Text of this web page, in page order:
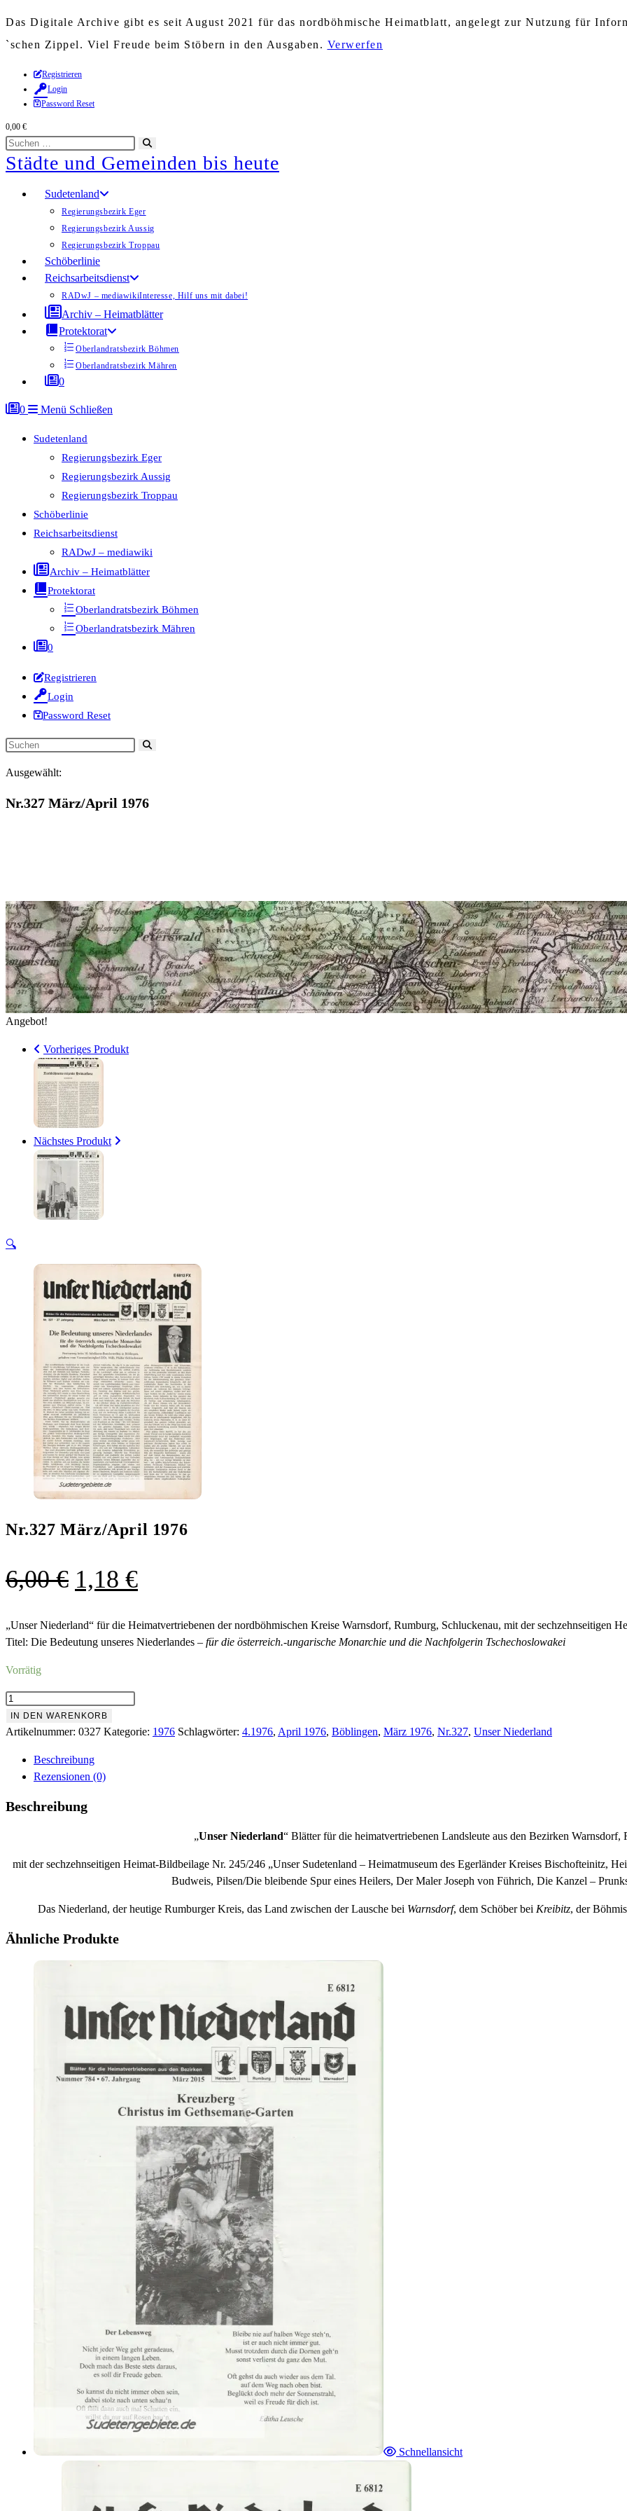
Das Digitale Archive gibt es seit August 2021 für das nordböhmische Heimatblatt, angelegt zur Nutzung für
`schen Zippel. Viel Freude beim Stöbern in den Ausgaben. Verwerfen
Zum
Inhalt
springen
Registrieren
Login
Password Reset
0,00 €
Diese
Website
durchsuchen
starten
Städte und Gemeinden bis heute
Sudetenland
Regierungsbezirk Eger
Regierungsbezirk Aussig
Regierungsbezirk Troppau
Schöberlinie
Reichsarbeitsdienst
RADwJ – mediawikiInteresse, Hilf uns mit dabei!
Archiv – Heimatblätter
Protektorat
Oberlandratsbezirk Böhmen
Oberlandratsbezirk Mähren
0
0 Menü Schließen
Sudetenland
Regierungsbezirk Eger
Regierungsbezirk Aussig
Regierungsbezirk Troppau
Schöberlinie
Reichsarbeitsdienst
RADwJ – mediawiki
Archiv – Heimatblätter
Protektorat
Oberlandratsbezirk Böhmen
Oberlandratsbezirk Mähren
0
Registrieren
Login
Password Reset
Diese
durchsuchen
Ausgewählt:
Nr.327 März/April 1976
Angebot!
Vorheriges Produkt
Nächstes Produkt
🔍
Nr.327 März/April 1976
6,00€ Ursprünglicher
war:
6,00 €
1,18 €Aktueller
ist:
1,18 €.
„Unser Niederland“ für die Heimatvertriebenen der nordböhmischen Kreise Warnsdorf, Rumburg, Schluckenau, mit der sechzehnseitigen
Titel: Die Bedeutung unseres Niederlandes – für die österreich.-ungarische Monarchie und die Nachfolgerin Tschechoslowakei
Vorrätig
Nr.327
März/April
1976
IN DEN WARENKORB
Artikelnummer: 0327 Kategorie: 1976 Schlagwörter: 4.1976, April 1976, Böblingen, März 1976, Nr.327, Unser Niederland
Beschreibung
Rezensionen (0)
Beschreibung
„Unser Niederland“ Blätter für die heimatvertriebenen Landsleute aus den Bezirken Warnsdorf,
mit der sechzehnseitigen Heimat-Bildbeilage Nr. 245/246 „Unser Sudetenland – Heimatmuseum des Egerländer Kreises Bischofteinitz,
Budweis, Pilsen/Die bleibende Spur eines Heilers, Der Maler Joseph von Führich, Die Kanzel –
Das Niederland, der heutige Rumburger Kreis, das Land zwischen der Lausche bei Warnsdorf, dem Schöber bei Kreibitz, der
Ähnliche Produkte
Schnellansicht